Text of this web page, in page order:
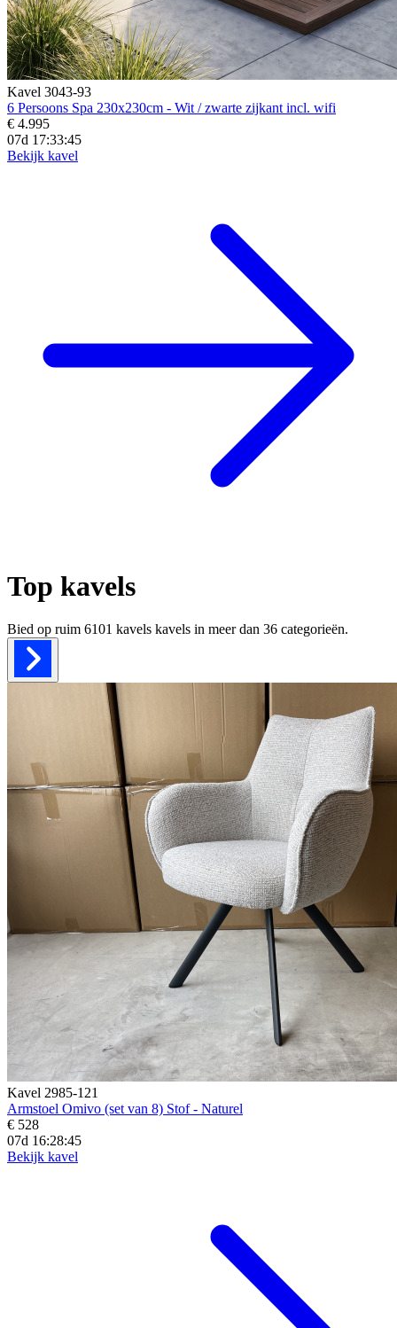
Kavel 3043-93
6 Persoons Spa 230x230cm - Wit / zwarte zijkant incl. wifi
€ 4.995
07d 17:33:43
Bekijk kavel
Top kavels
Bied op ruim 6101 kavels kavels in meer dan 36 categorieën.
Kavel 2985-121
Armstoel Omivo (set van 8) Stof - Naturel
€ 528
07d 16:28:43
Bekijk kavel